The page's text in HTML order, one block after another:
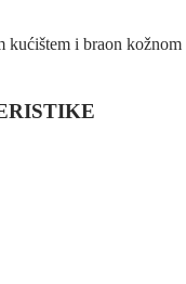
kućištem i braon kožnom